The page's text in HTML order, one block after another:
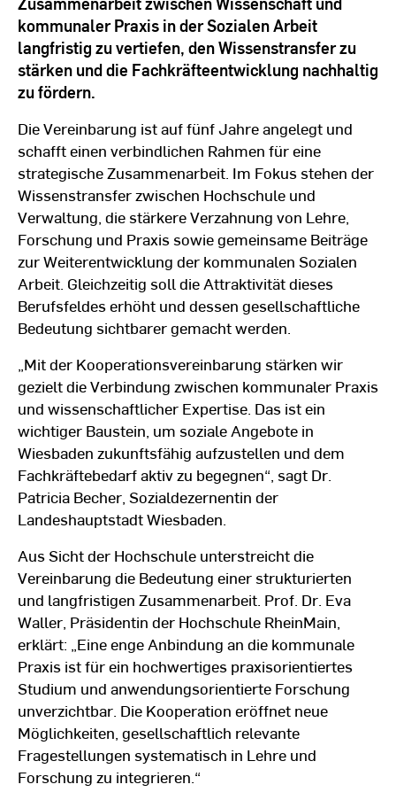
kommunaler Praxis in der Sozialen Arbeit
langfristig zu vertiefen, den Wissenstransfer zu
stärken und die Fachkräfteentwicklung nachhaltig
zu fördern.
Die Vereinbarung ist auf fünf Jahre angelegt und
schafft einen verbindlichen Rahmen für eine
strategische Zusammenarbeit. Im Fokus stehen der
Wissenstransfer zwischen Hochschule und
Verwaltung, die stärkere Verzahnung von Lehre,
Forschung und Praxis sowie gemeinsame Beiträge
zur Weiterentwicklung der kommunalen Sozialen
Arbeit. Gleichzeitig soll die Attraktivität dieses
Berufsfeldes erhöht und dessen gesellschaftliche
Bedeutung sichtbarer gemacht werden.
„Mit der Kooperationsvereinbarung stärken wir
gezielt die Verbindung zwischen kommunaler Praxis
und wissenschaftlicher Expertise. Das ist ein
wichtiger Baustein, um soziale Angebote in
Wiesbaden zukunftsfähig aufzustellen und dem
Fachkräftebedarf aktiv zu begegnen“, sagt Dr.
Patricia Becher, Sozialdezernentin der
Landeshauptstadt Wiesbaden.
Aus Sicht der Hochschule unterstreicht die
Vereinbarung die Bedeutung einer strukturierten
und langfristigen Zusammenarbeit. Prof. Dr. Eva
Waller, Präsidentin der Hochschule RheinMain,
erklärt: „Eine enge Anbindung an die kommunale
Praxis ist für ein hochwertiges praxisorientiertes
Studium und anwendungsorientierte Forschung
unverzichtbar. Die Kooperation eröffnet neue
Möglichkeiten, gesellschaftlich relevante
Fragestellungen systematisch in Lehre und
Forschung zu integrieren.“